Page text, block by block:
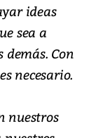
ideas
sea a
Con
necesario.
nuestros